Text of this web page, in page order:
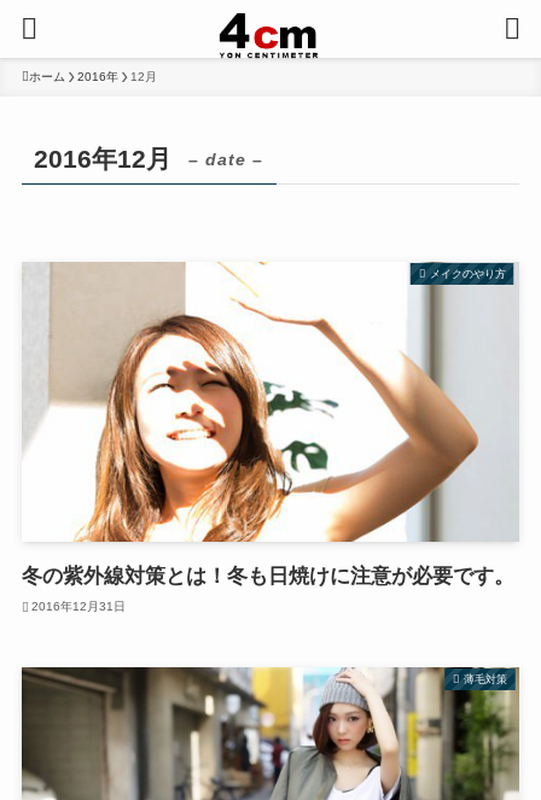
ホーム 2016年 12月
2016年12月 – date –
メイクのやり方
冬の紫外線対策とは！冬も日焼けに注意が必要です。
2016年12月31日
薄毛対策